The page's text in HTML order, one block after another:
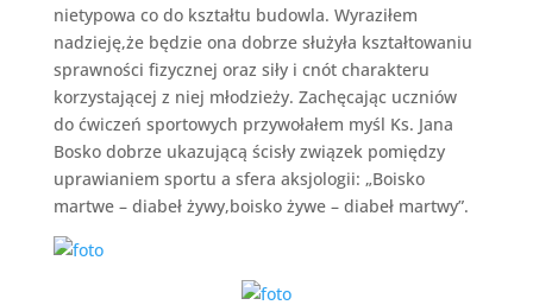
nietypowa co do kształtu budowla. Wyraziłem
nadzieję,że będzie ona dobrze służyła kształtowaniu
sprawności fizycznej oraz siły i cnót charakteru
korzystającej z niej młodzieży. Zachęcając uczniów
do ćwiczeń sportowych przywołałem myśl Ks. Jana
Bosko dobrze ukazującą ścisły związek pomiędzy
uprawianiem sportu a sfera aksjologii: „Boisko
martwe – diabeł żywy,boisko żywe – diabeł martwy”.